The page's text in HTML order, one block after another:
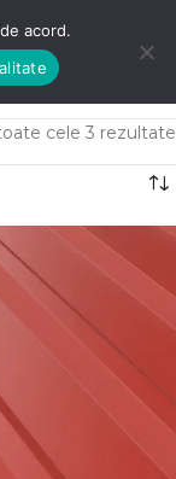
cele 3 rezultate
acord.